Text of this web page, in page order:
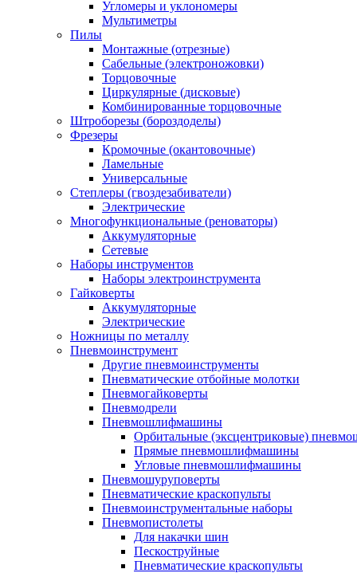
Угломеры и уклономеры
Мультиметры
Пилы
Монтажные (отрезные)
Сабельные (электроножовки)
Торцовочные
Циркулярные (дисковые)
Комбинированные торцовочные
Штроборезы (бороздоделы)
Фрезеры
Кромочные (окантовочные)
Ламельные
Универсальные
Степлеры (гвоздезабиватели)
Электрические
Многофункциональные (реноваторы)
Аккумуляторные
Сетевые
Наборы инструментов
Наборы электроинструмента
Гайковерты
Аккумуляторные
Электрические
Ножницы по металлу
Пневмоинструмент
Другие пневмоинструменты
Пневматические отбойные молотки
Пневмогайковерты
Пневмодрели
Пневмошлифмашины
Орбитальные (эксцентриковые)
Прямые пневмошлифмашины
Угловые пневмошлифмашины
Пневмошуруповерты
Пневматические краскопульты
Пневмоинструментальные наборы
Пневмопистолеты
Для накачки шин
Пескоструйные
Пневматические краскопульты